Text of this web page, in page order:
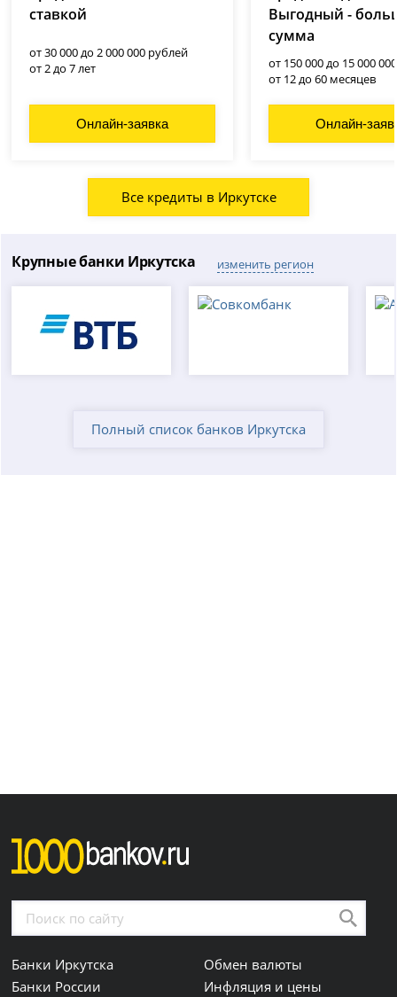
ставкой
от 30 000 до 2 000 000 рублей
от 2 до 7 лет
Онлайн-заявка
Выгодный -
сумма
от 150 000 до 15 000
от 12 до 60 месяцев
Онлайн-
Все кредиты в Иркутске
Крупные банки Иркутска изменить регион
Полный список банков Иркутска
Банки Иркутска
Банки России
Обмен валюты
Инфляция и цены